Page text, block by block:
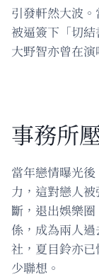
引發軒然大波
被逼簽下「切
大野智亦曾在演
事務所
當年戀情曝光
力，這對戀人
斷，退出娛樂
係，成為兩人
社，夏目鈴亦
少聯想。